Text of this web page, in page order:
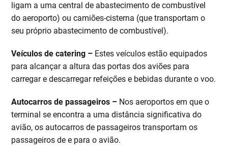
ligam a uma central de abastecimento de combustível
do aeroporto) ou camiões-cisterna (que transportam o
seu próprio abastecimento de combustível).
Veículos de catering – Estes veículos estão equipados
para alcançar a altura das portas dos aviões para
carregar e descarregar refeições e bebidas durante o voo.
Autocarros de passageiros – Nos aeroportos em que o
terminal se encontra a uma distância significativa do
avião, os autocarros de passageiros transportam os
passageiros de e para o avião.